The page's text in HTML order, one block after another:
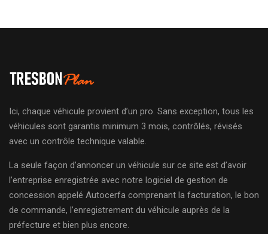
Ici, chaque véhicule provient d’un pro. Sans exception, tous les
véhicules sont garantis minimum 3 mois, contrôlés, révisés
avec un contrôle technique valable.
La seule façon d’annoncer un véhicule sur ce site est d’avoir
l’entreprise enregistrée avec notre logiciel de gestion de
concession appelé Autocerfa comprenant la facturation, le bon
de commande, l’enregistrement du véhicule auprès de la
préfecture et bien plus encore.